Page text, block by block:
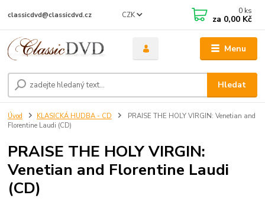
Menu
CZK
Hledat
classicdvd@classicdvd.cz 0 ks
za 0,00 Kč
Úvod KLASICKÁ HUDBA - CD
PRAISE THE HOLY VIRGIN: Venetian and
Florentine Laudi (CD)
PRAISE THE HOLY VIRGIN:
Venetian and Florentine Laudi
(CD)